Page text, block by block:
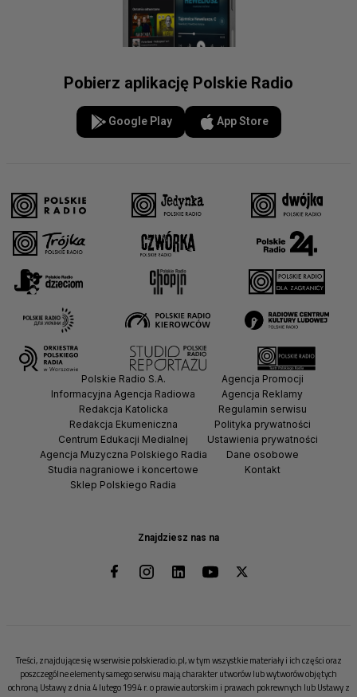
Pobierz aplikację Polskie Radio
Google Play App Store
Znajdziesz nas na
Polskie Radio S.A.
Informacyjna Agencja Radiowa
Redakcja Katolicka
Redakcja Ekumeniczna
Centrum Edukacji Medialnej
Agencja Muzyczna Polskiego Radia
Studia nagraniowe i koncertowe
Sklep Polskiego Radia
Agencja Promocji
Agencja Reklamy
Regulamin serwisu
Polityka prywatności
Ustawienia prywatności
Dane osobowe
Kontakt
Treści, znajdujące się w serwisie polskieradio.pl, w tym wszystkie materiały i ich części oraz
poszczególne elementy samego serwisu mają charakter utworów lub wytworów objętych
ochroną Ustawy z dnia 4 lutego 1994 r. o prawie autorskim i prawach pokrewnych lub Ustawy z